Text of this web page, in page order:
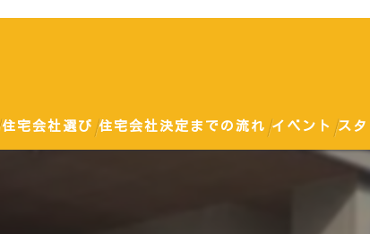
住宅会社選び 住宅会社決定までの流れ イベント ス